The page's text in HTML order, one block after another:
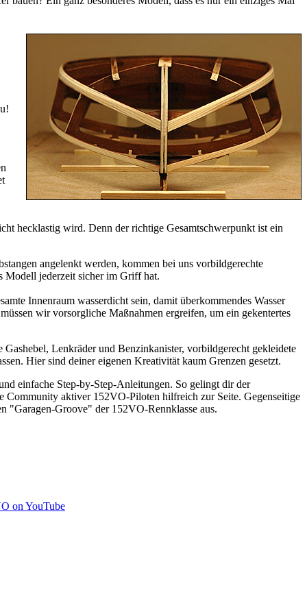
hecklastig wird. Denn der richtige Gesamtschwerpunkt ist ein
angelenkt werden, kommen bei uns vorbildgerechte
Modell jederzeit sicher im Griff hat.
Innenraum wasserdicht sein, damit überkommendes Wasser
wir vorsorgliche Maßnahmen ergreifen, um ein gekentertes
Gashebel, Lenkräder und Benzinkanister, vorbildgerecht gekleidete
Hier sind deiner eigenen Kreativität kaum Grenzen gesetzt.
einfache Step-by-Step-Anleitungen. So gelingt dir der
Community aktiver 152VO-Piloten hilfreich zur Seite. Gegenseitige
"Garagen-Groove" der 152VO-Rennklasse aus.
on YouTube